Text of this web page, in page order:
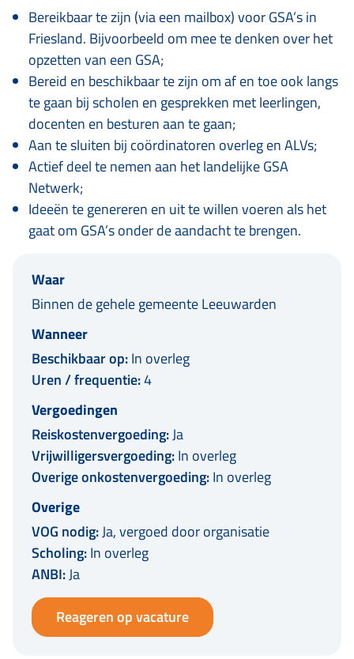
Bereikbaar te zijn (via een mailbox) voor GSA’s in
Friesland. Bijvoorbeeld om mee te denken over het
opzetten van een GSA;
Bereid en beschikbaar te zijn om af en toe ook langs
te gaan bij scholen en gesprekken met leerlingen,
docenten en besturen aan te gaan;
Aan te sluiten bij coördinatoren overleg en ALVs;
Actief deel te nemen aan het landelijke GSA
Netwerk;
Ideeën te genereren en uit te willen voeren als het
gaat om GSA’s onder de aandacht te brengen.
Waar
Binnen de gehele gemeente Leeuwarden
Wanneer
Beschikbaar op:In overleg
Uren / frequentie:4
Vergoedingen
Reiskostenvergoeding:Ja
Vrijwilligersvergoeding:In overleg
Overige onkostenvergoeding:In overleg
Overige
VOG nodig:Ja, vergoed door organisatie
Scholing:In overleg
ANBI:Ja
Reageren op vacature